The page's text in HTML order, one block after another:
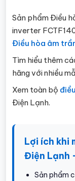
Sản phẩm Điều
inverter
Điều hòa âm
Tìm hiểu thêm
hãng với nhiều
Xem toàn bộ
Điện Lạnh.
Lợi ích khi
Điện Lạnh
Sản phẩm